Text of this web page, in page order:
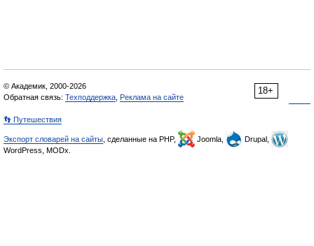
18+
© Академик, 2000-2026
Обратная связь: Техподдержка Реклама на сайте
👣 Путешествия
Экспорт словарей на сайты , сделанные на PHP, Joomla,
Drupal,
WordPress, MODx.